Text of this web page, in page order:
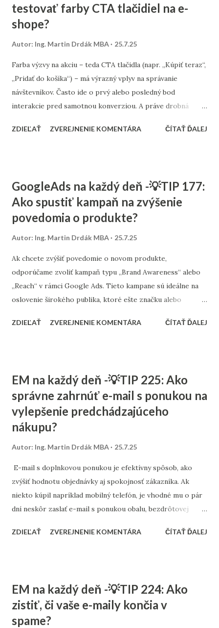
miesto“. V rámci agentúry Consultee testujeme CTA prvky
naprieč rôznymi segmentmi – od e-shopov až po B2B
výrazne vyššiu mieru prekliknutia v porovnaní s odkazmi v
texte. Ak chcete zvýšiť výkonnosť svojich kampaní, začnite
práve CTA tlačidlami – sú malé, ale ich vplyv je veľký.
testovať farby CTA tlačidiel na e-
shope?
Autor: Ing. Martin Drdák MBA 25.7.25
Farba výzvy na akciu – teda CTA tlačidla (napr. „Kúpiť teraz“,
„Pridať do košíka“) – má výrazný vplyv na správanie
návštevníkov. Často ide o prvý alebo posledný bod
interakcie pred samotnou konverziou. A práve drobná
odíde. Testovanie rôznych farebných variánt (napr. červená
testovanie s analytikou – sledujte mieru preklikov a
následné konverzie. Výsledky týchto testov sa môžu líšiť
podľa segmentu, zariadenia aj samotného obsahu stránky.
farba pre váš konkrétny web. Sme Consultee , digitálna
agentúra, ktorá pomáha e-shopom aj bežným webom
zvyšovať konverzie cez praktické testovanie a optimalizáciu
UX. Farby tlačidiel sú len jeden z mnohých mikroprvkov,
ktoré dokážu ovplyvniť veľké výsledky.
ZDIEĽAŤ ZVEREJNENIE KOMENTÁRA ČÍTAŤ ĎALEJ
GoogleAds na každý deň -💡TIP 177:
Ako spustiť kampaň na zvýšenie
povedomia o produkte?
Autor: Ing. Martin Drdák MBA 25.7.25
Ak chcete zvýšiť povedomie o novom produkte,
odporúčame zvoliť kampaň typu „Brand Awareness“ alebo
„Reach“ v rámci Google Ads. Tieto kampane sú ideálne na
oslovenie širokého publika, ktoré ešte značku alebo
a zobrazujú sa na YouTube, v rámci Google Display siete
presnejšie zacielenie, tým vyššia šanca, že oslovení ľudia si
produkt zapamätajú a časom ho začnú vyhľadávať. Merajte
správne. Hoci cieľom nie sú okamžité predaje, sledujte
metriky ako počet zobrazení, nárast značkových
či nárast návštevnosti priameho a brandového typu.
ZDIEĽAŤ ZVEREJNENIE KOMENTÁRA ČÍTAŤ ĎALEJ
EM na každý deň -💡TIP 225: Ako
správne zahrnúť e-mail s ponukou na
vylepšenie predchádzajúceho
nákupu?
Autor: Ing. Martin Drdák MBA 25.7.25
E-mail s doplnkovou ponukou je efektívny spôsob, ako
zvýšiť hodnotu objednávky aj spokojnosť zákazníka. Ak
niekto kúpil napríklad mobilný telefón, je vhodné mu o pár
dní neskôr zaslať e-mail s ponukou obalu, bezdrôtovej
Neodporúča sa posielať takýto e-mail hneď po nákupe.
personalizáciu – oslovte zákazníka menom, pripomeňte mu,
čo si objednal a prečo by sa mu doplnok mohol hodiť.
Krátky text, kvalitný obrázok a jasné CTA („Pozrieť
ZDIEĽAŤ ZVEREJNENIE KOMENTÁRA ČÍTAŤ ĎALEJ
EM na každý deň -💡TIP 224: Ako
zistiť, či vaše e-maily končia v
spame?